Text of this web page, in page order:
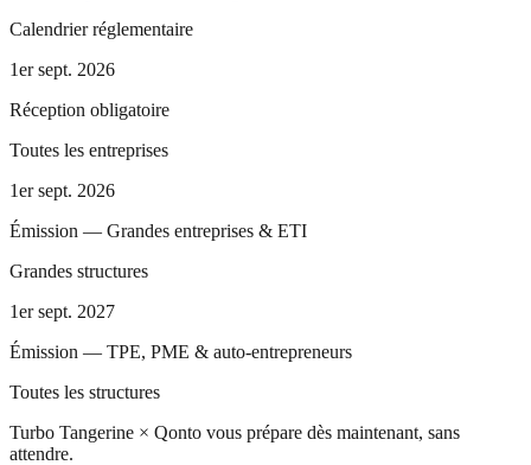
Calendrier réglementaire
1er sept. 2026
Réception obligatoire
Toutes les entreprises
1er sept. 2026
Émission — Grandes entreprises & ETI
Grandes structures
1er sept. 2027
Émission — TPE, PME & auto-entrepreneurs
Toutes les structures
Turbo Tangerine × Qonto vous prépare dès maintenant, sans
attendre.